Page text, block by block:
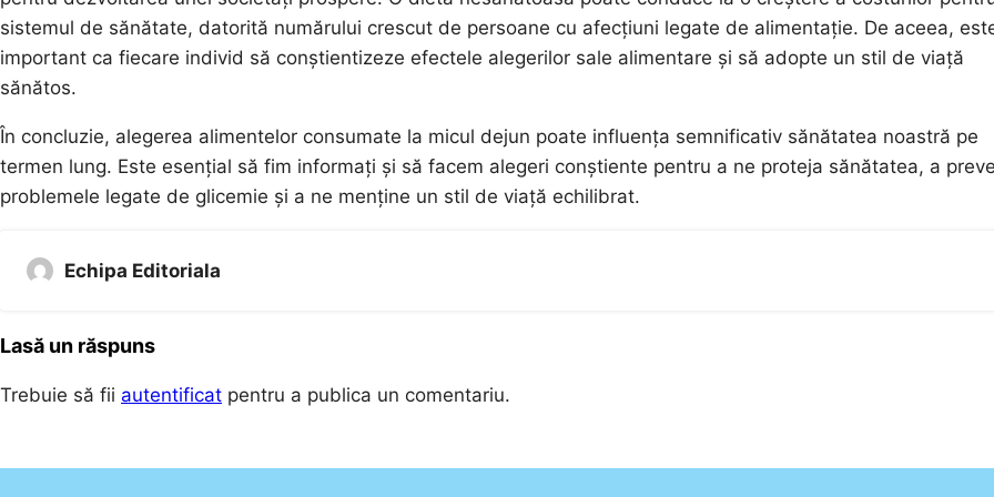
sistemul de sănătate, datorită numărului crescut de persoane cu afecțiuni legate de alimentație. De aceea,
important ca fiecare individ să conștientizeze efectele alegerilor sale alimentare și să adopte un stil de viață
sănătos.
În concluzie, alegerea alimentelor consumate la micul dejun poate influența semnificativ sănătatea noastră pe
termen lung. Este esențial să fim informați și să facem alegeri conștiente pentru a ne proteja sănătatea, a
problemele legate de glicemie și a ne menține un stil de viață echilibrat.
Echipa Editoriala
Lasă un răspuns
Trebuie să fii autentificat pentru a publica un comentariu.